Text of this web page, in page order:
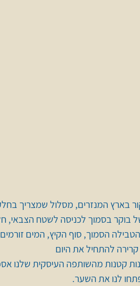
בארץ המנזרים, מסלול שמצריך
בוקר בסמוך לכניסה לשטח הצבאי,
הסמוך, סוף הקיץ, המים
קרירה להתחיל את היום
לנו את השער.